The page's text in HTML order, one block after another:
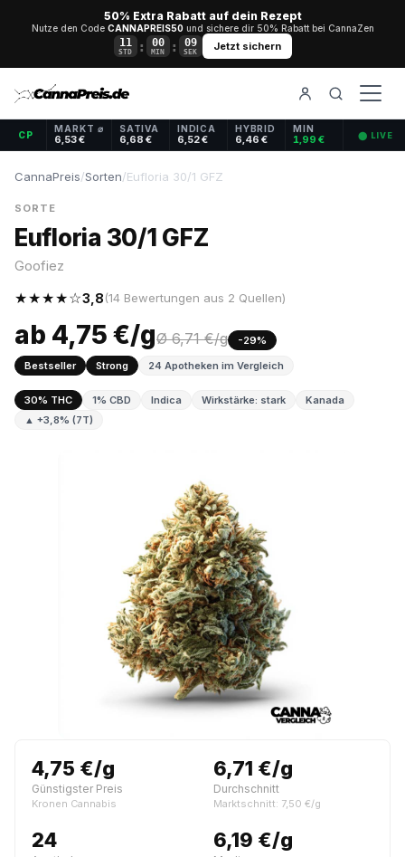
50% Extra Rabatt auf dein Rezept
Nutze den Code CANNAPREIS50und sichere dir 50% Rabatt bei CannaZen
11
STD : 00
MIN : 08
SEK Jetzt sichern
CP
MARKT ⌀
6,53 €
SATIVA
6,68 €
INDICA
6,52 €
HYBRID
6,46 €
MIN
1,99 € ⬤ LIVE
CannaPreis/Sorten/Eufloria 30/1 GFZ
SORTE
Eufloria 30/1 GFZ
Goofiez
★★★★☆3,8(14 Bewertungen aus 2 Quellen)
ab 4,75 €/gØ 6,71 €/g
-29%
Bestseller
Strong 24 Apotheken im Vergleich
30% THC 1% CBD Indica Wirkstärke: stark
Kanada
▲ +3,8% (7T)
4,75 €/g
Günstigster Preis
Kronen Cannabis
6,71 €/g
Durchschnitt
Marktschnitt: 7,50 €/g
24 6,19 €/g